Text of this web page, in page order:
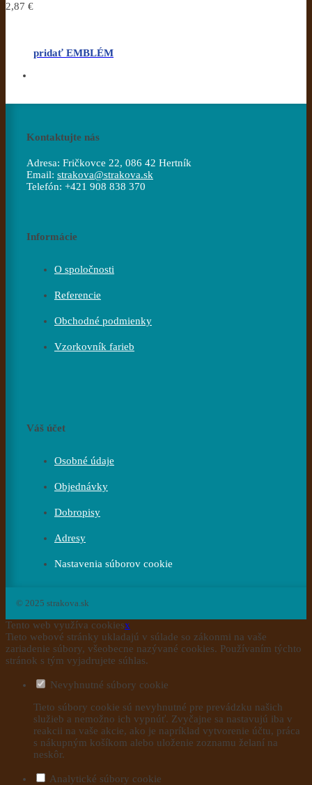
2,87 €
pridať EMBLÉM
Kontaktujte nás
Adresa: Fričkovce 22, 086 42 Hertník
Email: strakova@strakova.sk
Telefón: +421 908 838 370
Informácie
O spoločnosti
Referencie
Obchodné podmienky
Vzorkovník farieb
Váš účet
Osobné údaje
Objednávky
Dobropisy
Adresy
Nastavenia súborov cookie
© 2025 strakova.sk
Tento web využíva cookiesx
Tieto webové stránky ukladajú v súlade so zákonmi na vaše
zariadenie súbory, všeobecne nazývané cookies. Používaním týchto
stránok s tým vyjadrujete súhlas.
Nevyhnutné súbory cookie
Tieto súbory cookie sú nevyhnutné pre prevádzku našich
služieb a nemožno ich vypnúť. Zvyčajne sa nastavujú iba v
reakcii na vaše akcie, ako je napríklad vytvorenie účtu, práca
s nákupným košíkom alebo uloženie zoznamu želaní na
neskôr.
Analytické súbory cookie